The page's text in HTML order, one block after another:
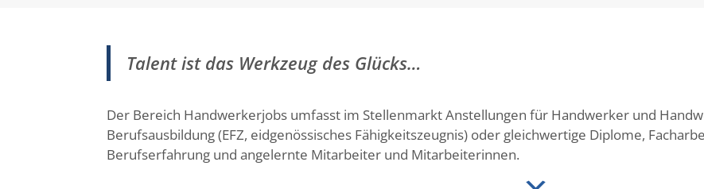
Talent ist das Werkzeug des Glücks…
Der Bereich Handwerkerjobs umfasst im Stellenmarkt Anstellungen für Handwerker und
Berufsausbildung (EFZ, eidgenössisches Fähigkeitszeugnis) oder gleichwertige Diplome,
Berufserfahrung und angelernte Mitarbeiter und Mitarbeiterinnen.